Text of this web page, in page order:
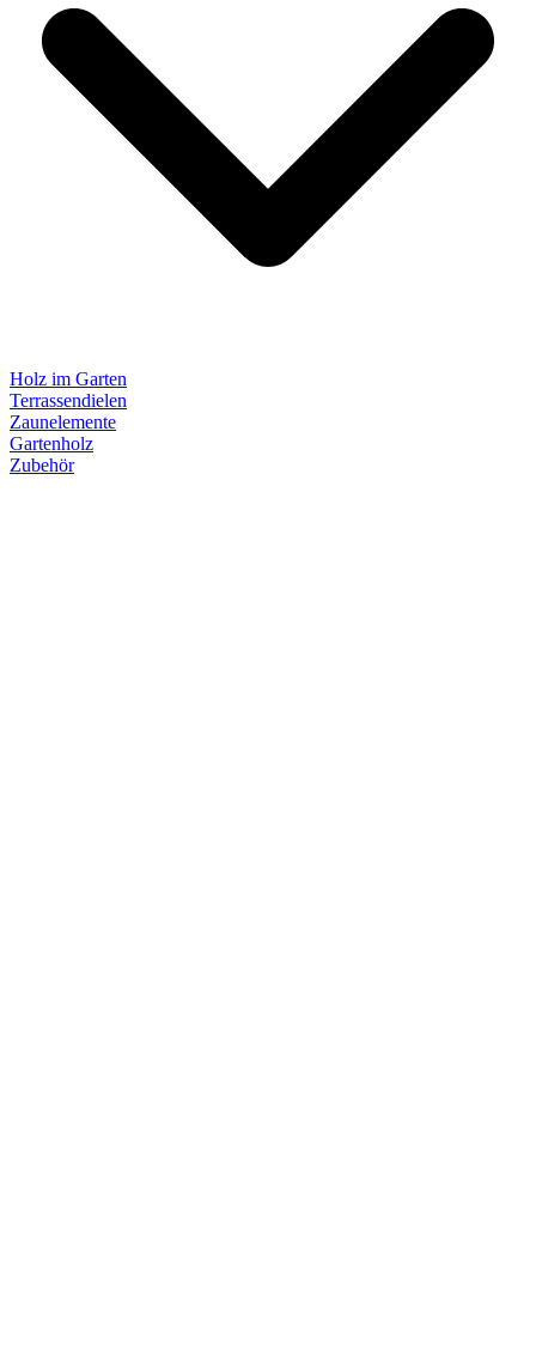
Holz im Garten
Terrassendielen
Zaunelemente
Gartenholz
Zubehör